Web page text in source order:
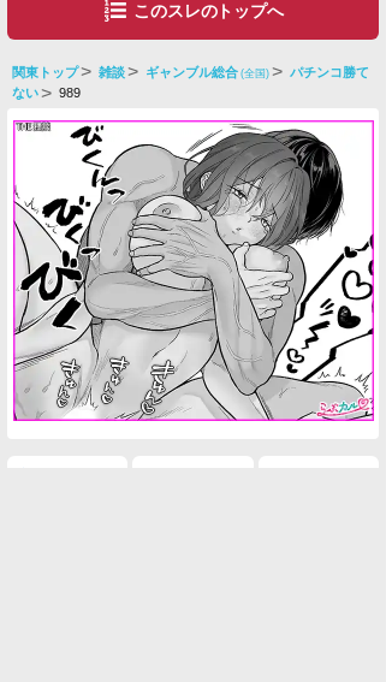
このスレのトップへ
関東トップ 雑談 ギャンブル総合 (全国)
パチンコ勝て
ない
989